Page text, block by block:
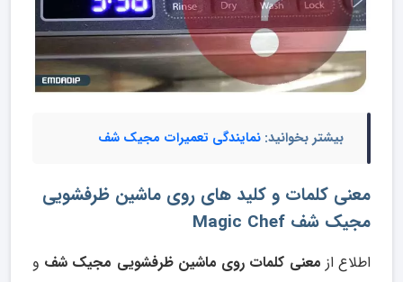
بیشتر بخوانید: نمایندگی تعمیرات مجیک شف
معنی کلمات و کلید های روی ماشین ظرفشویی
مجیک شف Magic Chef
اطلاع از معنی کلمات روی ماشین ظرفشویی مجیک شف و